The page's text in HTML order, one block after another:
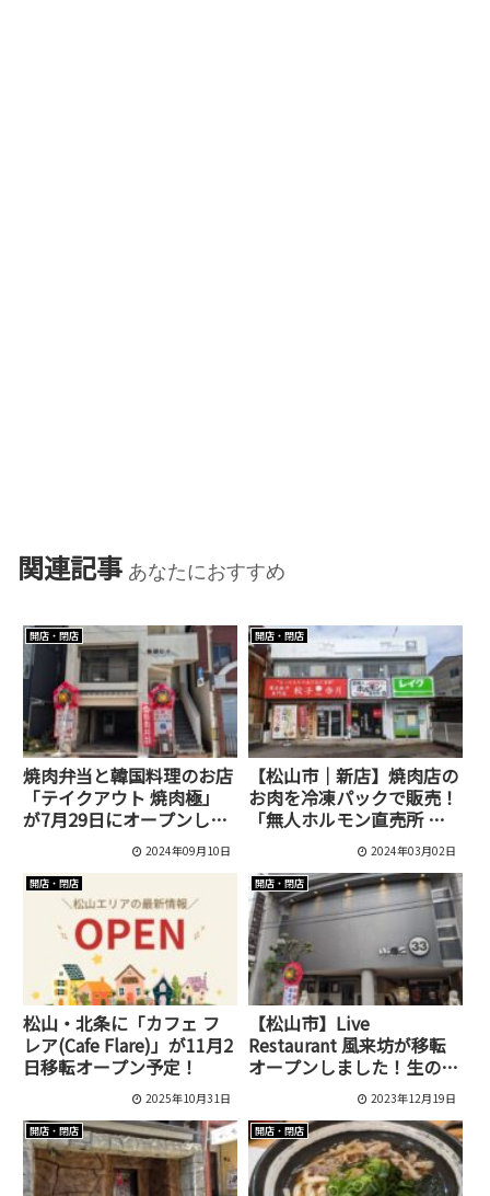
関連記事 あなたにおすすめ
開店・閉店
焼肉弁当と韓国料理のお店
「テイクアウト 焼肉極」
が7月29日にオープンしま
2024年09月10日
開店・閉店
【松山市｜新店】焼肉店の
お肉を冷凍パックで販売！
「無人ホルモン直売所 松
山中央通り店」がオープン
2024年03月02日
開店・閉店
松山・北条に「カフェ フ
レア(Cafe Flare)」が11月2
日移転オープン予定！
2025年10月31日
開店・閉店
【松山市】Live
Restaurant 風来坊が移転
オープンしました！生の音
楽を聴きながら食事ができ
2023年12月19日
開店・閉店 開店・閉店